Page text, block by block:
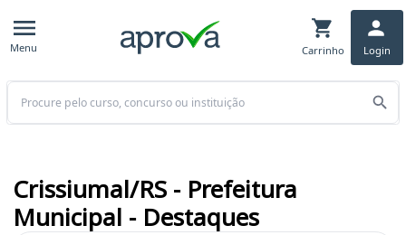
Menu Carrinho Login
Buscar
Crissiumal/RS - Prefeitura
Municipal - Destaques